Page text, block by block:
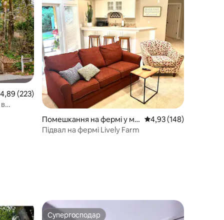
оцінка: 4,89 з 5, відгуки: 223
4,89 (223)
Помешкання на фермі у міс
ті Newberg
Середня оцінка: 4,93
4,93 (148)
Підвал на фермі Lively Farm
Супергосподар